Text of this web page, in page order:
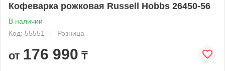
Кофеварка рожковая Russell Hobbs 26450-56
В наличии
Код: 55551
Розница
от 176 990 ₸